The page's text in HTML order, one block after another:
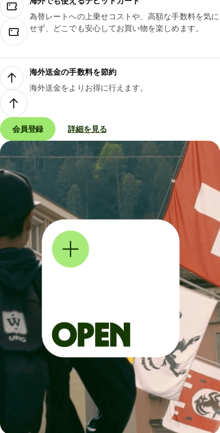
為替レートへの上乗せコストや、高額な手数料を気に
せず、どこでも安心してお買い物を楽しめます。
海外送金の手数料を節約
海外送金をよりお得に行えます。
会員登録 詳細を見る